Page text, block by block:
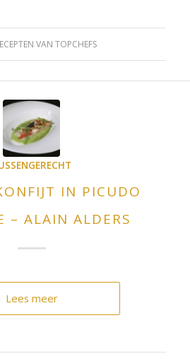
VAN TOPCHEFS
IN PICUDO
– ALAIN ALDERS
Lees meer